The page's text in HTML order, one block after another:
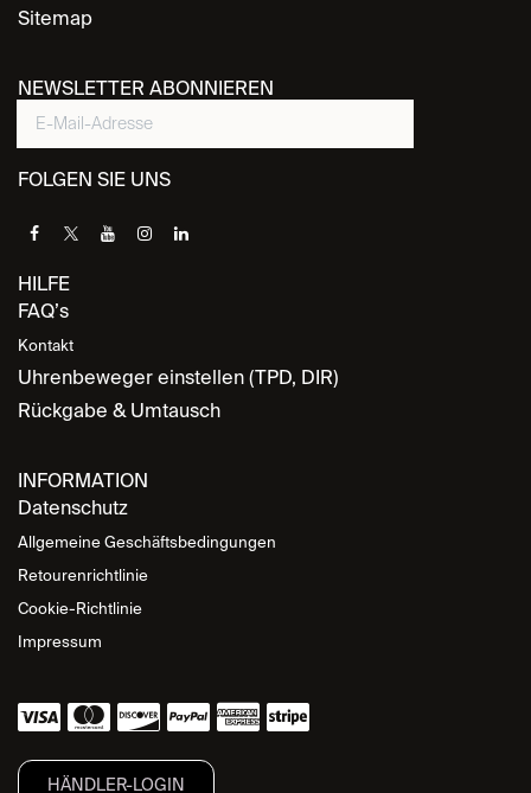
Sitemap
NEWSLETTER ABONNIEREN
FOLGEN SIE UNS
HILFE
FAQ’s
Kontakt
Uhrenbeweger einstellen (TPD, DIR)
Rückgabe & Umtausch
INFORMATION
Datenschutz
Allgemeine Geschäftsbedingungen
Retourenrichtlinie
Cookie-Richtlinie
Impressum
HÄNDLER-LOGIN